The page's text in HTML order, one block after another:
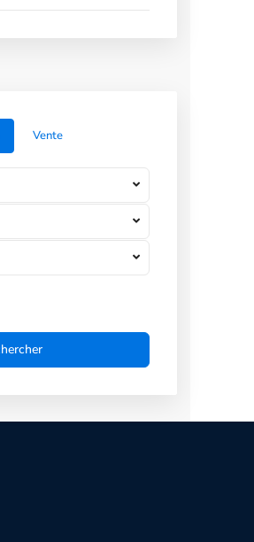
Vente